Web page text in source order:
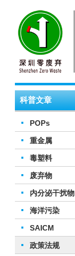
科普文章
POPs
重金属
毒塑料
废弃物
内分泌干扰物
海洋污染
SAICM
政策法规